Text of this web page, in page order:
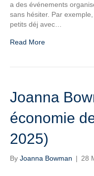
a des événements
sans hésiter. Par
petits déj avec…
Read More
Joanna
économie
2025)
By Joanna Bowman | 28